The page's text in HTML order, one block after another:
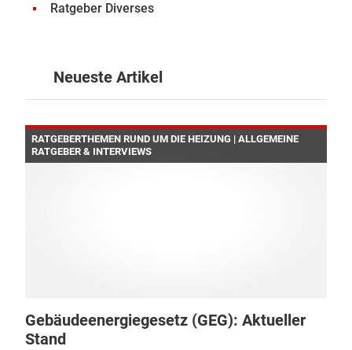
Ratgeber Diverses
Neueste Artikel
RATGEBERTHEMEN RUND UM DIE HEIZUNG | ALLGEMEINE
RATGEBER & INTERVIEWS
Gebäudeenergiegesetz (GEG): Aktueller
Stand